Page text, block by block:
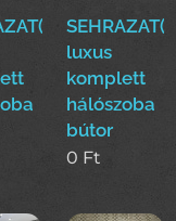
luxus
komplett
hálószoba
bútor
0 Ft